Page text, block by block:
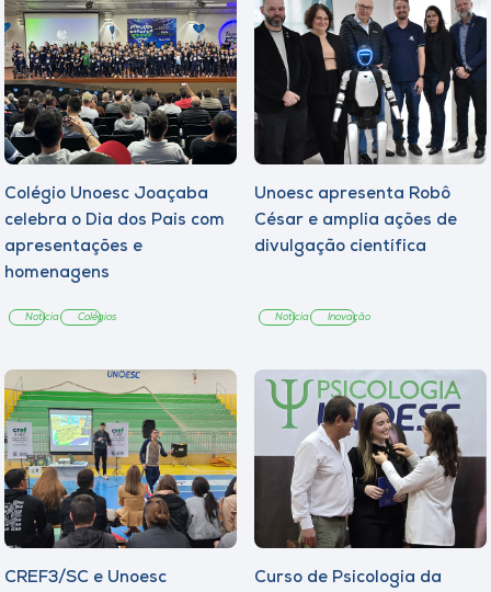
Colégio Unoesc Joaçaba
celebra o Dia dos Pais com
apresentações e
homenagens
Notícia Colégios
Unoesc apresenta Robô
César e amplia ações de
divulgação científica
Notícia Inovação
CREF3/SC e Unoesc
Curso de Psicologia da